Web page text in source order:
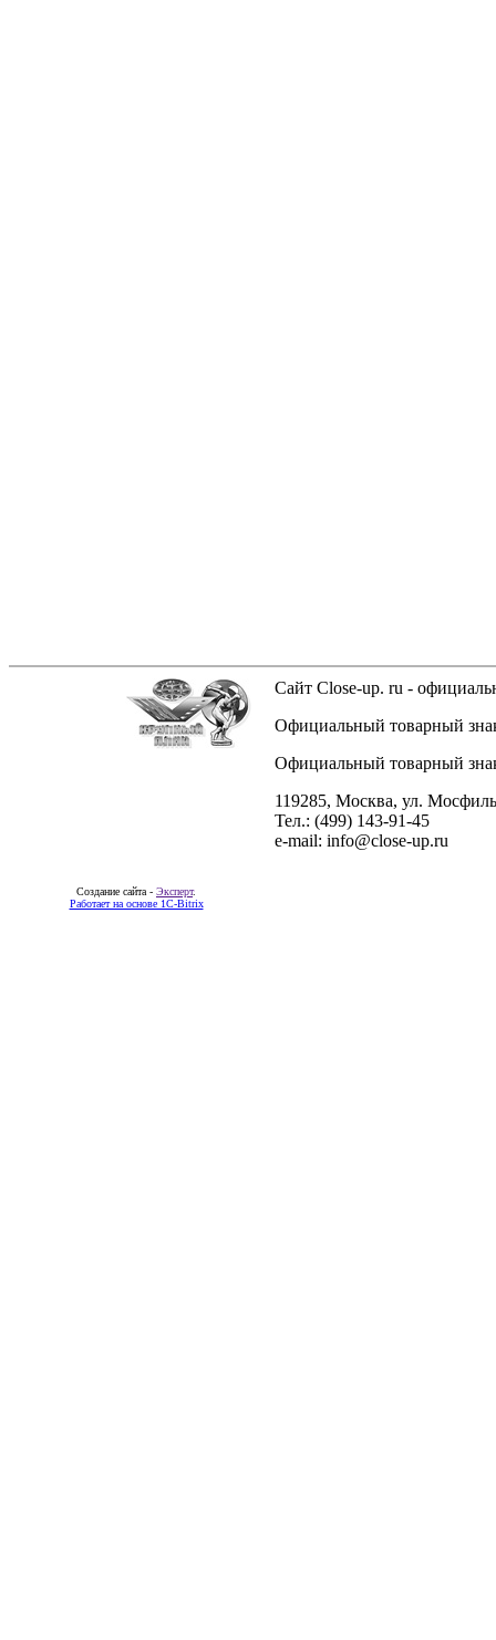
Сайт Close-up. ru -
Официальный товарный
Официальный товарный
119285, Москва, ул.
Тел.: (499) 143-91-45
e-mail: info@close-up.ru
Создание сайта - Эксперт.
Работает на основе 1C-Bitrix